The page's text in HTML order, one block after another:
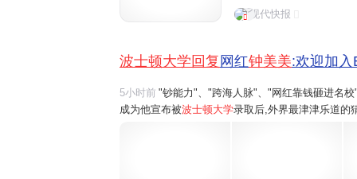
绝多家公司的高额签约。
现代快报
波士顿大学回复 网红钟美美:欢迎加
5小时前 "钞能力"、"跨海人脉"、"网红靠钱砸进名
成为他宣布被波士顿大学录取后,外界最津津乐道的